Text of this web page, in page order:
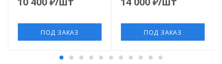
ПОД ЗАКАЗ ПОД ЗАКАЗ